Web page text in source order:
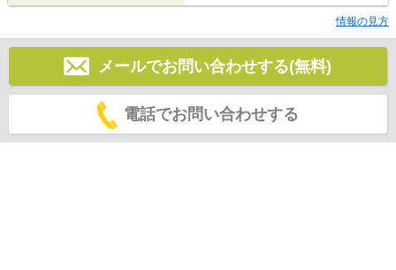
情報の見方
メールでお問い合わせする(無料)
電話でお問い合わせする